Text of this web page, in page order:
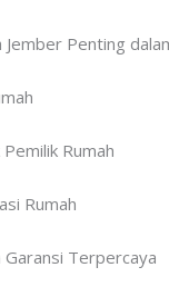
Penting
Rumah
Rumah
Terpercaya